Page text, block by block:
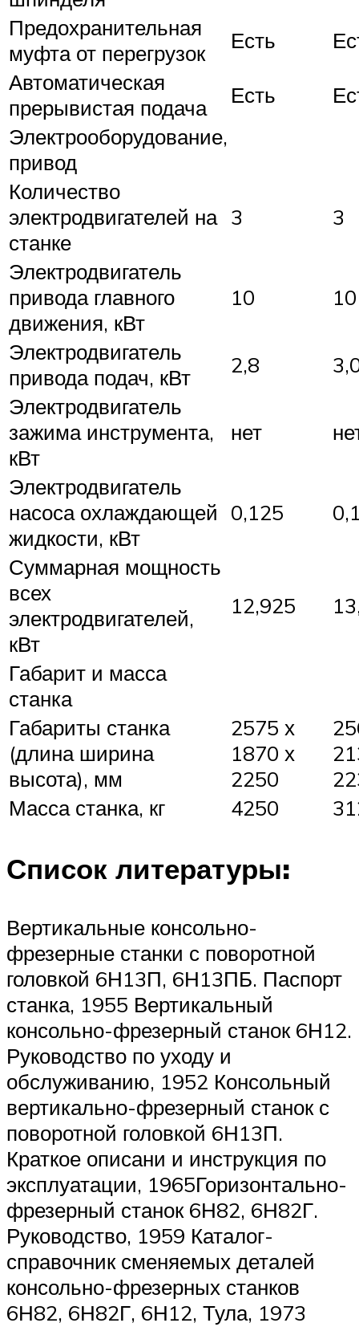
Предохранительная
муфта от перегрузок
Есть
Автоматическая
прерывистая подача
Есть
Электрооборудование,
привод
Количество
электродвигателей на
станке
3 3
Электродвигатель
привода главного
движения, кВт
10 10
Электродвигатель
привода подач, кВт
2,8
Электродвигатель
зажима инструмента,
кВт
нет
Электродвигатель
насоса охлаждающей
жидкости, кВт
0,125
Суммарная мощность
всех
электродвигателей,
кВт
12,925
Габарит и масса
станка
Габариты станка
(длина ширина
высота), мм
2575 х
1870 х
2250
Масса станка, кг
4250
Список литературы:
Вертикальные консольно-
фрезерные станки с поворотной
головкой 6Н13П, 6Н13ПБ. Паспорт
станка, 1955 Вертикальный
консольно-фрезерный станок 6Н12.
Руководство по уходу и
обслуживанию, 1952 Консольный
вертикально-фрезерный станок с
поворотной головкой 6Н13П.
Краткое описани и инструкция по
эксплуатации, 1965Горизонтально-
фрезерный станок 6Н82, 6Н82Г.
Руководство, 1959 Каталог-
справочник сменяемых деталей
консольно-фрезерных станков
6Н82, 6Н82Г, 6Н12, Тула, 1973